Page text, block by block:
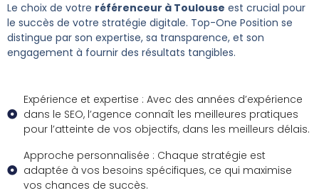
Le choix de votre référenceur à Toulouse est crucial pour
le succès de votre stratégie digitale. Top-One Position se
distingue par son expertise, sa transparence, et son
engagement à fournir des résultats tangibles.
Expérience et expertise : Avec des années d’expérience
dans le SEO, l’agence connaît les meilleures pratiques
pour l’atteinte de vos objectifs, dans les meilleurs délais.
Approche personnalisée : Chaque stratégie est
adaptée à vos besoins spécifiques, ce qui maximise
vos chances de succès.